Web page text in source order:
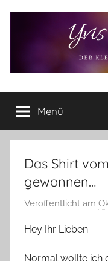
Yvis
Lifestyle
Lifestyle
Blog
–
Lifestyle,
Rezensionen,
Produkttests
und
mehr
Menü
Das Shirt
gewonnen…
Veröffentlicht am
Hey Ihr Lieben
Normal wollte ich